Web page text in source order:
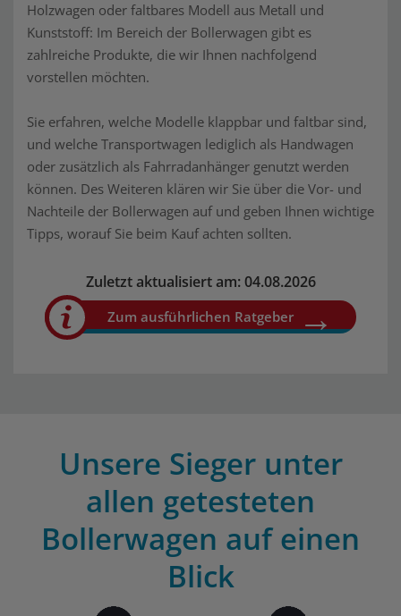
Holzwagen oder faltbares Modell aus Metall und
Kunststoff: Im Bereich der Bollerwagen gibt es
zahlreiche Produkte, die wir Ihnen nachfolgend
vorstellen möchten.
Sie erfahren, welche Modelle klappbar und faltbar sind,
und welche Transportwagen lediglich als Handwagen
oder zusätzlich als Fahrradanhänger genutzt werden
können. Des Weiteren klären wir Sie über die Vor- und
Nachteile der Bollerwagen auf und geben Ihnen wichtige
Tipps, worauf Sie beim Kauf achten sollten.
Zuletzt aktualisiert am: 04.08.2026
Zum ausführlichen Ratgeber
Unsere Sieger unter
allen getesteten
Bollerwagen auf einen
Blick